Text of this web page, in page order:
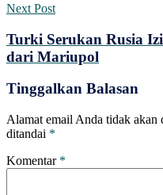
Next Post
Turki Serukan Rusia
dari Mariupol
Tinggalkan Balasan
Alamat email Anda tidak akan
ditandai *
Komentar *